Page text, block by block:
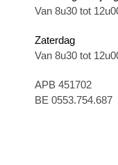
Van 8u30 tot
Zaterdag
Van 8u30 tot
APB 451702
BE 0553.754.687